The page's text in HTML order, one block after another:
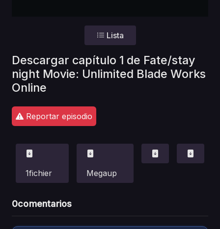
Lista
Descargar capítulo 1 de Fate/stay
night Movie: Unlimited Blade Works
Online
Reportar episodio
1fichier Megaup
0comentarios